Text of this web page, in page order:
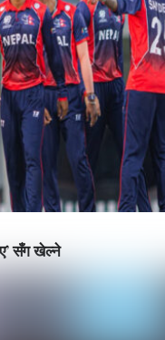
सँग खेल्ने